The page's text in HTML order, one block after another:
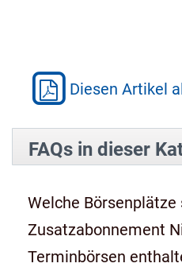
Diesen Artikel
FAQs in dieser
Welche Börsenplätze
Zusatzabonnement
Terminbörsen